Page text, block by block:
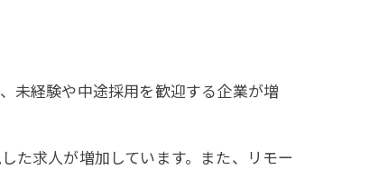
未経験や中途採用を歓迎する企業が増
た求人が増加しています。また、リモー